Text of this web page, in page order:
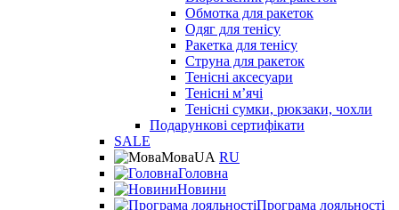
Обмотка для ракеток
Одяг для тенісу
Ракетка для тенісу
Струна для ракеток
Тенісні аксесуари
Тенісні мʼячі
Тенісні сумки, рюкзаки, чохли
Подарункові сертифікати
SALE
МоваUA RU
Головна
Новини
Програма лояльності